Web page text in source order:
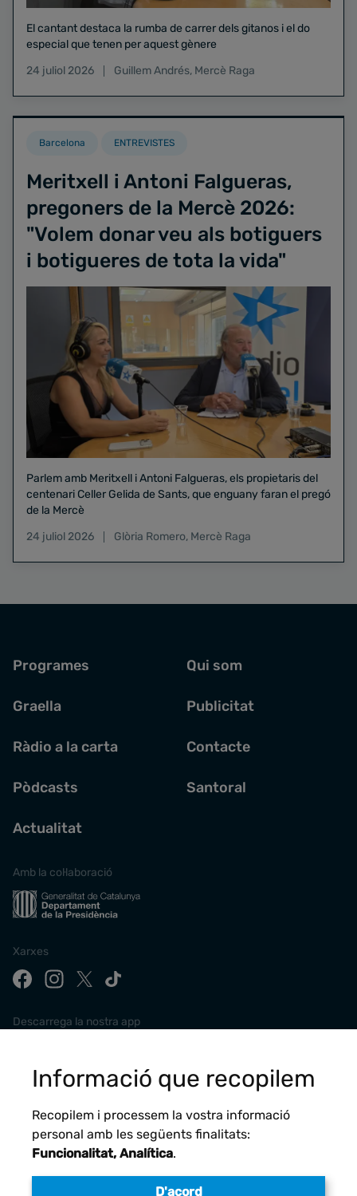
El cantant destaca la rumba de carrer dels gitanos i el do
especial que tenen per aquest gènere
24 juliol 2026
Guillem Andrés, Mercè Raga
Barcelona ENTREVISTES
Meritxell i Antoni Falgueras,
pregoners de la Mercè 2026:
"Volem donar veu als botiguers
i botigueres de tota la vida"
Parlem amb Meritxell i Antoni Falgueras, els propietaris del
centenari Celler Gelida de Sants, que enguany faran el pregó
de la Mercè
24 juliol 2026
Glòria Romero, Mercè Raga
Programes
Graella
Ràdio a la carta
Pòdcasts
Actualitat
Qui som
Publicitat
Contacte
Santoral
Amb la col·laboració
Xarxes
Descarrega la nostra app
Informació que recopilem
Recopilem i processem la vostra informació
personal amb les següents finalitats:
Funcionalitat, Analítica.
D'acord